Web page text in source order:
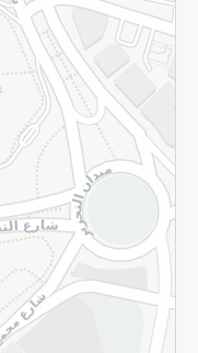
قم بالتسجيل للنشرة
©2026 - Spinneys | جميع الحقوق محفوظة